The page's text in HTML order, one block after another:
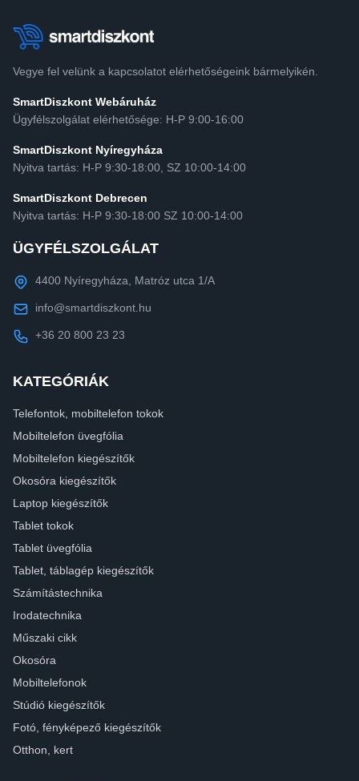
Vegye fel velünk a kapcsolatot elérhetőségeink bármelyikén.
SmartDiszkont Webáruház
Ügyfélszolgálat elérhetősége: H-P 9:00-16:00
SmartDiszkont Nyíregyháza
Nyitva tartás: H-P 9:30-18:00, SZ 10:00-14:00
SmartDiszkont Debrecen
Nyitva tartás: H-P 9:30-18:00 SZ 10:00-14:00
ÜGYFÉLSZOLGÁLAT
4400 Nyíregyháza, Matróz utca 1/A
info@smartdiszkont.hu
+36 20 800 23 23
KATEGÓRIÁK
Telefontok, mobiltelefon tokok
Mobiltelefon üvegfólia
Mobiltelefon kiegészítők
Okosóra kiegészítők
Laptop kiegészítők
Tablet tokok
Tablet üvegfólia
Tablet, táblagép kiegészítők
Számítástechnika
Irodatechnika
Műszaki cikk
Okosóra
Mobiltelefonok
Stúdió kiegészítők
Fotó, fényképező kiegészítők
Otthon, kert